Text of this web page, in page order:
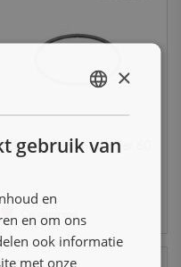
Zekeringsring voor lager 60
×
gebruik van
en
en om ons
ook informatie
met onze